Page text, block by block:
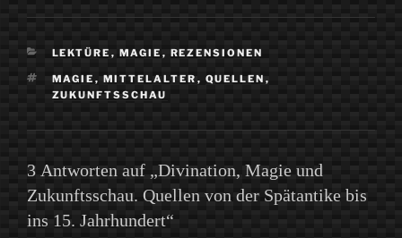
KATEGORIEN
LEKTÜRE , MAGIE , REZENSIONEN
SCHLAGWÖRTER
MAGIE , MITTELALTER , QUELLEN ,
ZUKUNFTSSCHAU
3 Antworten auf „Divination, Magie und
Zukunftsschau. Quellen von der Spätantike bis
ins 15. Jahrhundert“